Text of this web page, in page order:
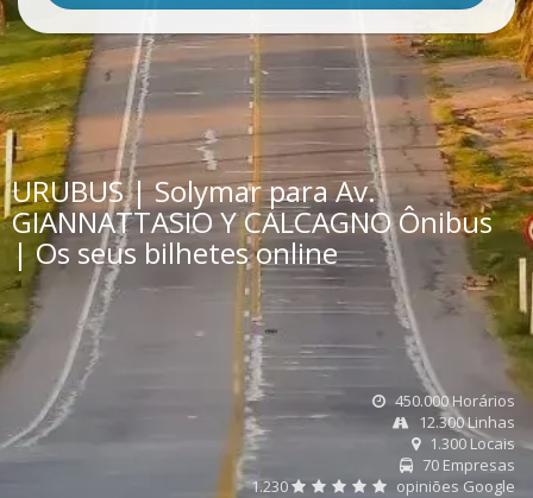
URUBUS | Solymar para Av.
GIANNATTASIO Y CALCAGNO Ônibus
| Os seus bilhetes online
450.000 Horários
12.300 Linhas
1.300 Locais
70 Empresas
1.230
opiniões Google